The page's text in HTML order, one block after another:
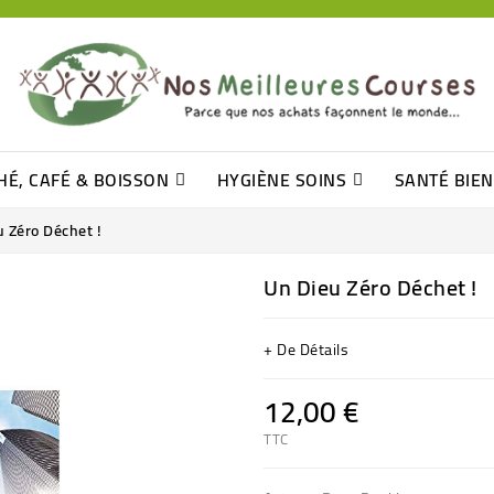
CAFÉ & BOISSON HYGIÈNE SOINS SANTÉ
Zéro Déchet !
Un Dieu Zéro Déchet !
+ De Détails
12,00 €
TTC